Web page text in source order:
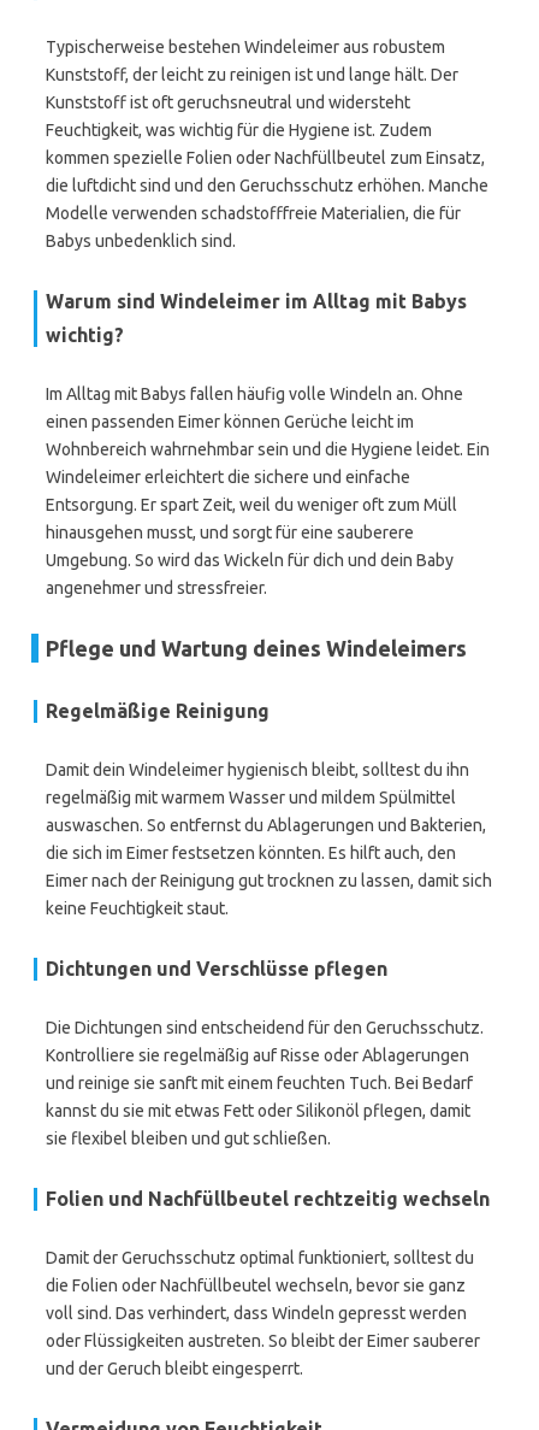
Typischerweise bestehen Windeleimer aus robustem
Kunststoff, der leicht zu reinigen ist und lange hält. Der
Kunststoff ist oft geruchsneutral und widersteht
Feuchtigkeit, was wichtig für die Hygiene ist. Zudem
kommen spezielle Folien oder Nachfüllbeutel zum Einsatz,
die luftdicht sind und den Geruchsschutz erhöhen. Manche
Modelle verwenden schadstofffreie Materialien, die für
Babys unbedenklich sind.
Warum sind Windeleimer im Alltag mit Babys
wichtig?
Im Alltag mit Babys fallen häufig volle Windeln an. Ohne
einen passenden Eimer können Gerüche leicht im
Wohnbereich wahrnehmbar sein und die Hygiene leidet. Ein
Windeleimer erleichtert die sichere und einfache
Entsorgung. Er spart Zeit, weil du weniger oft zum Müll
hinausgehen musst, und sorgt für eine sauberere
Umgebung. So wird das Wickeln für dich und dein Baby
angenehmer und stressfreier.
Pflege und Wartung deines Windeleimers
Regelmäßige Reinigung
Damit dein Windeleimer hygienisch bleibt, solltest du ihn
regelmäßig mit warmem Wasser und mildem Spülmittel
auswaschen. So entfernst du Ablagerungen und Bakterien,
die sich im Eimer festsetzen könnten. Es hilft auch, den
Eimer nach der Reinigung gut trocknen zu lassen, damit sich
keine Feuchtigkeit staut.
Dichtungen und Verschlüsse pflegen
Die Dichtungen sind entscheidend für den Geruchsschutz.
Kontrolliere sie regelmäßig auf Risse oder Ablagerungen
und reinige sie sanft mit einem feuchten Tuch. Bei Bedarf
kannst du sie mit etwas Fett oder Silikonöl pflegen, damit
sie flexibel bleiben und gut schließen.
Folien und Nachfüllbeutel rechtzeitig wechseln
Damit der Geruchsschutz optimal funktioniert, solltest du
die Folien oder Nachfüllbeutel wechseln, bevor sie ganz
voll sind. Das verhindert, dass Windeln gepresst werden
oder Flüssigkeiten austreten. So bleibt der Eimer sauberer
und der Geruch bleibt eingesperrt.